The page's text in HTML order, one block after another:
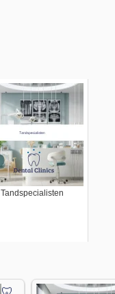
Tandspecialisten